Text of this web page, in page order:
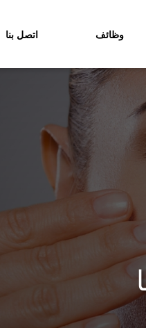
وظائف اتصل بنا